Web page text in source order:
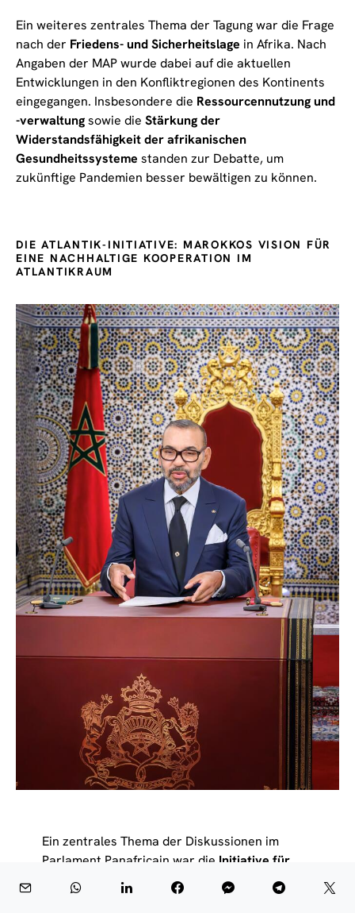
Ein weiteres zentrales Thema der Tagung war die Frage
nach der Friedens- und Sicherheitslage in Afrika. Nach
Angaben der MAP wurde dabei auf die aktuellen
Entwicklungen in den Konfliktregionen des Kontinents
eingegangen. Insbesondere die Ressourcennutzung und
-verwaltungsowie die Stärkung der
Widerstandsfähigkeit der afrikanischen
Gesundheitssysteme standen zur Debatte, um
zukünftige Pandemien besser bewältigen zu können.
DIE ATLANTIK-INITIATIVE: MAROKKOS VISION FÜR
EINE NACHHALTIGE KOOPERATION IM
ATLANTIKRAUM
Ein zentrales Thema der Diskussionen im
Parlament Panafricain war die Initiative für
den Atlantik
, die von Marokko ins Leben
gerufen wurde und sich auf die nachhaltige